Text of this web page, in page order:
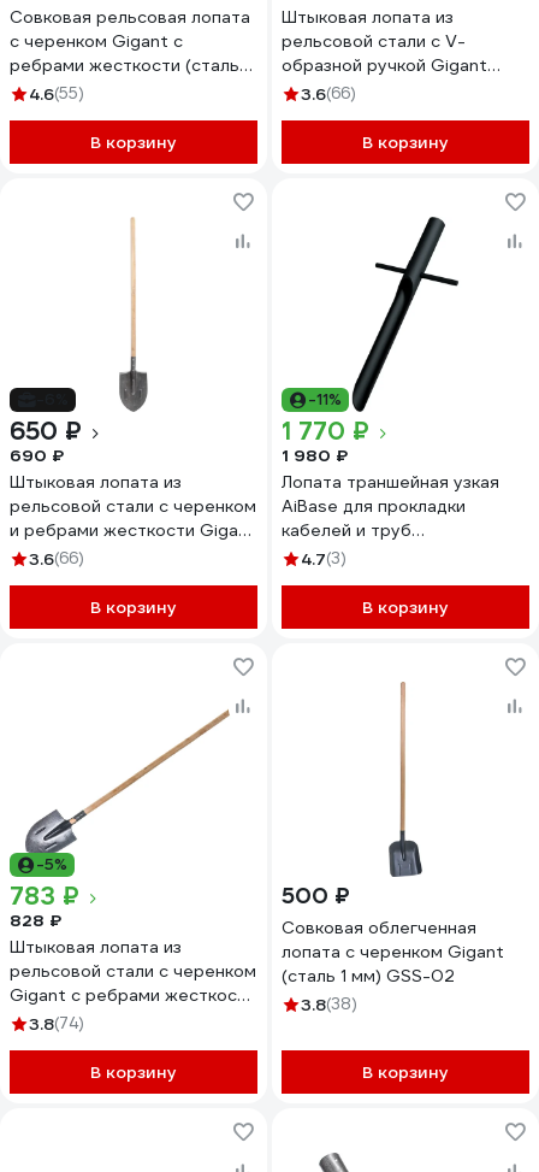
Совковая рельсовая лопата
с черенком Gigant с
ребрами жесткости (сталь
1.2мм) GSS-01
4.6(55)
В корзину
Штыковая лопата из
рельсовой стали с V-
образной ручкой Gigant
GRL-02
3.6(66)
В корзину
650 ₽
690 ₽
Штыковая лопата из
рельсовой стали с черенком
и ребрами жесткости Gigant
GRL-01
3.6(66)
В корзину
-11%
1 770 ₽
1 980 ₽
Лопата траншейная узкая
AiBase для прокладки
кабелей и труб
4603320389136
4.7(3)
В корзину
-5%
783 ₽
828 ₽
Штыковая лопата из
рельсовой стали с черенком
Gigant с ребрами жесткости
GBS-01
3.8(74)
В корзину
500 ₽
Совковая облегченная
лопата с черенком Gigant
(сталь 1 мм) GSS-02
3.8(38)
В корзину